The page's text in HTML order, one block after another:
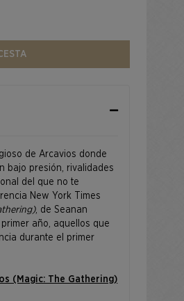
de Arcavios donde
bajo presión, rivalidades
del que no te
New York Times
, de Seanan
año, aquellos que
durante el primer
(Magic: The Gathering)